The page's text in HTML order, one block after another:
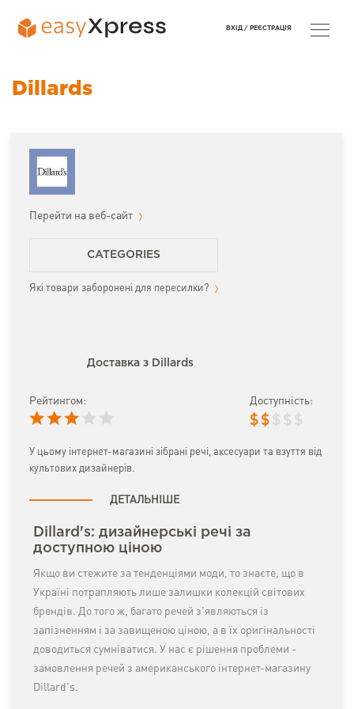
Dillards
Перейти на веб-сайт
CATEGORIES
Які товари заборонені для пересилки?
Доставка з Dillards
Рейтингом: Доступність:
$ $ $ $ $
У цьому інтернет-магазині зібрані речі, аксесуари та взуття від
культових дизайнерів.
ДЕТАЛЬНІШЕ
Dillard's: дизайнерські речі за
доступною ціною
Якщо ви стежите за тенденціями моди, то знаєте, що в
Україні потрапляють лише залишки колекцій світових
брендів. До того ж, багато речей з'являються із
запізненням і за завищеною ціною, а в їх оригінальності
доводиться сумніватися. У нас є рішення проблеми -
замовлення речей з американського інтернет-магазину
Dillard's.
ВХІД / РЕЄСТРАЦІЯ